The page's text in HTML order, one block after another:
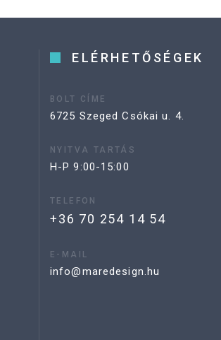
ELÉRHETŐSÉGEK
BOLT CÍME
6725 Szeged Csókai u. 4.
NYITVA TARTÁS
H-P 9:00-15:00
TELEFON
+36 70 254 14 54
E-MAIL
info@maredesign.hu